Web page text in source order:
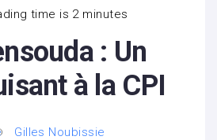
time is 2 minutes
: Un
à la CPI
Gilles Noubissie